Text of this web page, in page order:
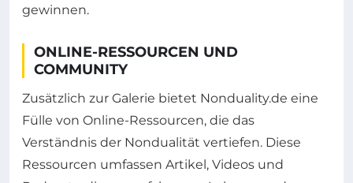
gewinnen.
ONLINE-RESSOURCEN UND
COMMUNITY
Zusätzlich zur Galerie bietet Nonduality.de eine
Fülle von Online-Ressourcen, die das
Verständnis der Nondualität vertiefen. Diese
Ressourcen umfassen Artikel, Videos und